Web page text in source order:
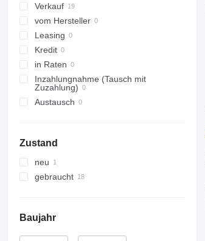
Verkauf
vom Hersteller
Leasing
Kredit
in Raten
Inzahlungnahme (Tausch mit
Zuzahlung)
Austausch
Zustand
neu
gebraucht
Baujahr